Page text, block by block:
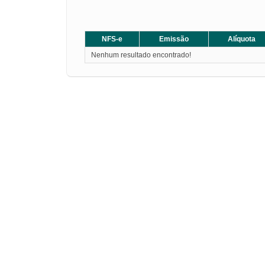
NFS-e Emissão Alíquota
Nenhum resultado encontrado!